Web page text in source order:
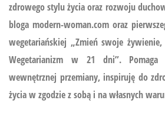
zdrowego stylu życia oraz rozwoju
bloga modern-woman.com oraz
wegetariańskiej „Zmień swoje
Wegetarianizm w 21 dni”.Pomaga
wewnętrznej przemiany, inspiruję do
życia w zgodzie z sobą i na własnych